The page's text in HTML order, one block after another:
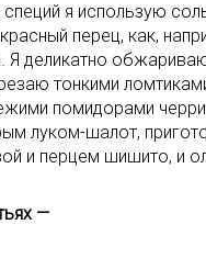
специй я использую
перец, как,
Я деликатно
тонкими
помидорами
луком-шалот,
и перцем шишито, и
—